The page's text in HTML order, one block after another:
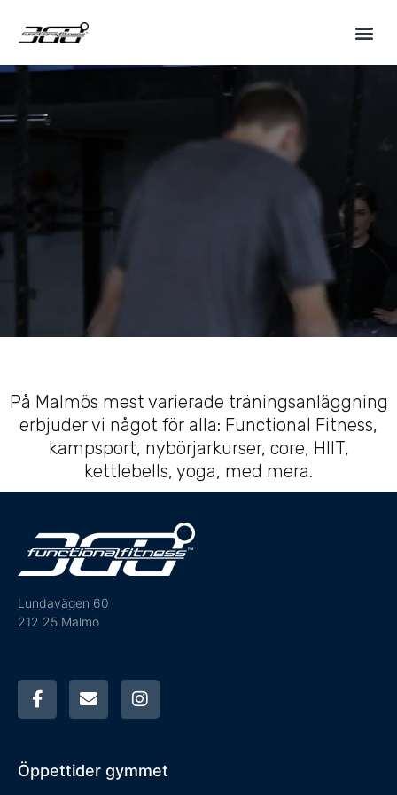
På Malmös mest varierade träningsanläggning
erbjuder vi något för alla: Functional Fitness,
kampsport, nybörjarkurser, core, HIIT,
kettlebells, yoga, med mera.
Lundavägen 60
212 25 Malmö
Öppettider gymmet